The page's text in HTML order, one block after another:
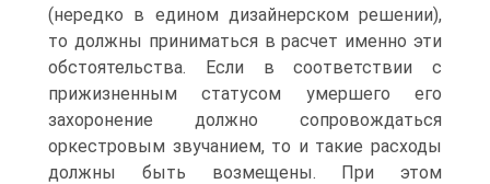
(нередко в едином дизайнерском решении),
то должны приниматься в расчет именно эти
обстоятельства. Если в соответствии с
прижизненным статусом умершего его
захоронение должно сопровождаться
оркестровым звучанием, то и такие расходы
должны быть возмещены. При этом